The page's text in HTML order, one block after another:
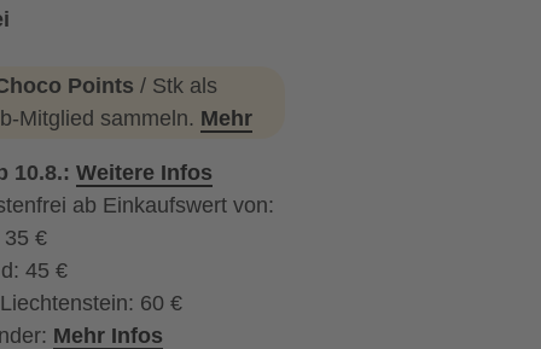
Points / Stk als
Mitglied sammeln. Mehr
10.8.: Weitere Infos
ab Einkaufswert von:
35 €
45 €
60 €
Mehr Infos